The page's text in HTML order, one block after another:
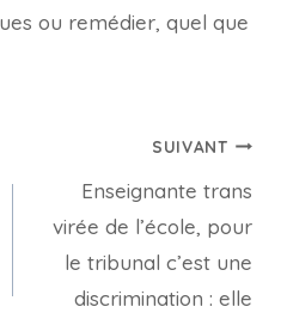
ou remédier, quel que
SUIVANT
Enseignante trans
virée de l’école, pour
le tribunal c’est une
discrimination : elle